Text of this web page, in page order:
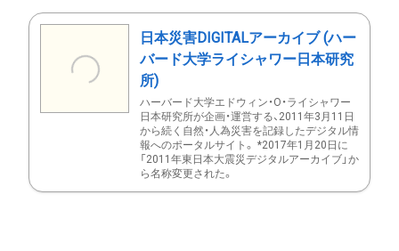
日本災害DIGITALアーカイブ (ハー
バード大学ライシャワー日本研究
所)
ハーバード大学エドウィン・O・ライシャワー
日本研究所が企画・運営する、2011年3月11日
から続く自然・人為災害を記録したデジタル情
報へのポータルサイト。 *2017年1月20日に
「2011年東日本大震災デジタルアーカイブ」か
ら名称変更された。